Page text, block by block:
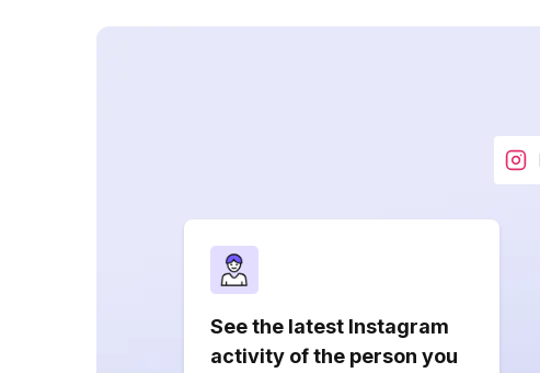
See the latest Instagram
activity of the person you